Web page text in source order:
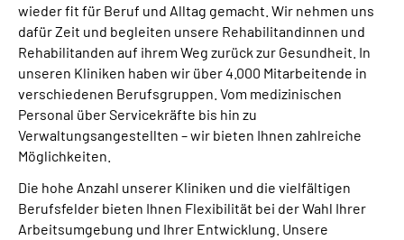
wieder fit für Beruf und Alltag gemacht. Wir nehmen uns
dafür Zeit und begleiten unsere Rehabilitandinnen und
Rehabilitanden auf ihrem Weg zurück zur Gesundheit. In
unseren Kliniken haben wir über 4.000 Mitarbeitende in
verschiedenen Berufsgruppen. Vom medizinischen
Personal über Servicekräfte bis hin zu
Verwaltungsangestellten – wir bieten Ihnen zahlreiche
Möglichkeiten.
Die hohe Anzahl unserer Kliniken und die vielfältigen
Berufsfelder bieten Ihnen Flexibilität bei der Wahl Ihrer
Arbeitsumgebung und Ihrer Entwicklung. Unsere